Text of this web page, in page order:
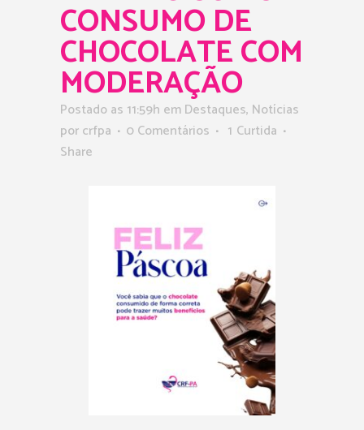
CONSUMO DE
CHOCOLATE COM
MODERAÇÃO
Postado as 11:59h emDestaques, Notícias
porcrfpa 0 Comentários 1 Curtida
Share